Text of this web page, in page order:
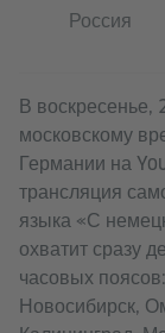
В воскресенье,
московскому
Германии на
трансляция
языка «С
охватит сразу
часовых
Новосибирск,
Россия